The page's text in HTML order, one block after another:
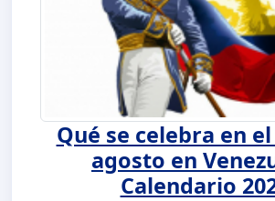
Qué se celebra en
agosto en
Calendario